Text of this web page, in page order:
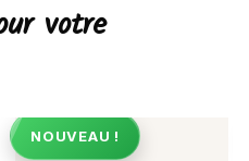
votre
NOUVEAU !